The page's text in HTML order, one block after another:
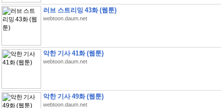
러브 스트리밍 43화 (웹툰)
webtoon.daum.net
악한 기사 41화 (웹툰)
webtoon.daum.net
악한 기사 49화 (웹툰)
webtoon.daum.net